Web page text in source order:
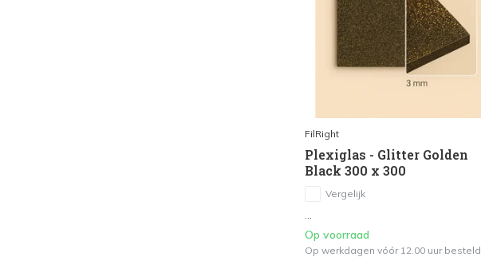
FilRight
Plexiglas - Glitter Golden
Black 300 x 300
Vergelijk
Op voorraad
Op werkdagen vóór 12.00 uur besteld,